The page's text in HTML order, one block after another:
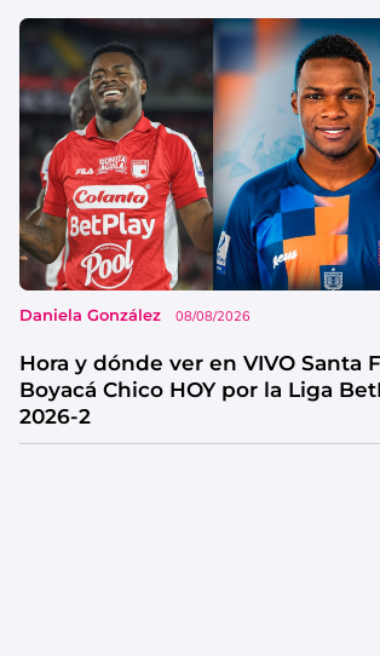
Daniela González 08/08/2026
Hora y dónde ver en VIVO Santa
Boyacá Chico HOY por la Liga
2026-2